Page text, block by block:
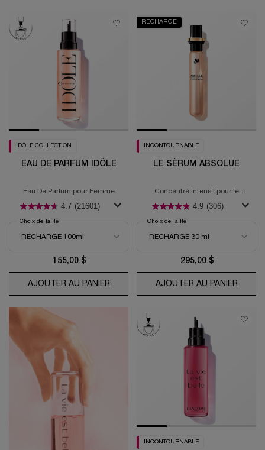
IDÔLE COLLECTION
EAU DE PARFUM IDÔLE
Eau De Parfum pour Femme
4.7 (21601)
Choix de Taille
155,00 $
AJOUTER AU PANIEREAU DE PARFUM IDÔLE
RECHARGE
INCONTOURNABLE
LE SÉRUM ABSOLUE
Concentré intensif pour le
4.9 (306)
Choix de Taille
295,00 $
AJOUTER AU PANIERLE
INCONTOURNABLE